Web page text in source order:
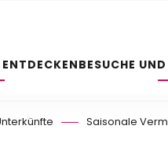
BESUCHE
Saisonale